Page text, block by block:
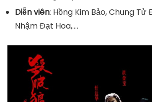
Diễn viên: Hồng Kim Bảo, Chung Tử
Nhậm Đạt Hoa,….